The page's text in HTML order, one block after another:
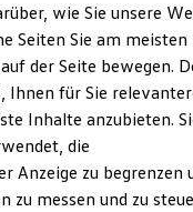
wie Sie unsere
Seiten Sie am meisten
der Seite bewegen.
Ihnen für Sie
Inhalte anzubieten.
die
Anzeige zu begrenzen
messen und zu